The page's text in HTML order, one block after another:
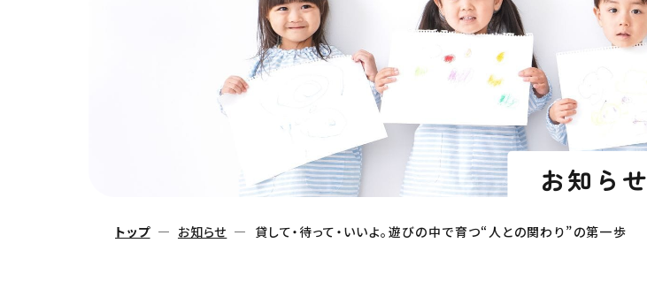
お知らせ
トップ お知らせ 貸して・待って・いいよ。遊びの中で育つ“人との関わり”の第一歩